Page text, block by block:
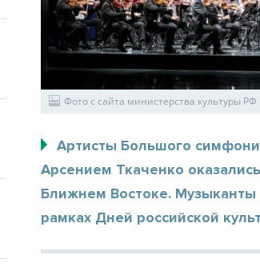
Фото с сайта министерства культуры РФ
Артисты Большого
Арсением Ткаченко
Ближнем Востоке.
рамках Дней российской